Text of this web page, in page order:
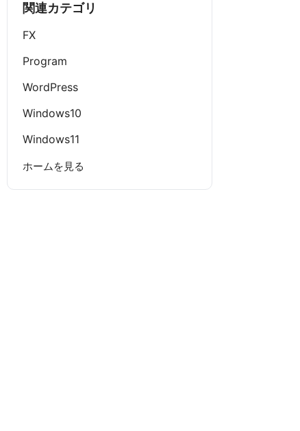
関連カテゴリ
FX
Program
WordPress
Windows10
Windows11
ホームを見る